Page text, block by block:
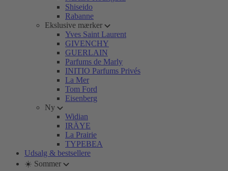
Shiseido
Rabanne
Ekslusive mærker
Yves Saint Laurent
GIVENCHY
GUERLAIN
Parfums de Marly
INITIO Parfums Privés
La Mer
Tom Ford
Eisenberg
Ny
Widian
IRÄYE
La Prairie
TYPEBEA
Udsalg & bestsellere
☀️ Sommer